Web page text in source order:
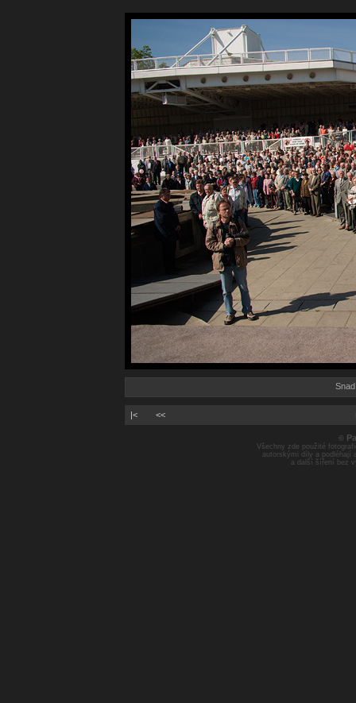
|< <<
©
Všechny zde použité
autorskými díly a podléhají
a další šíření bez